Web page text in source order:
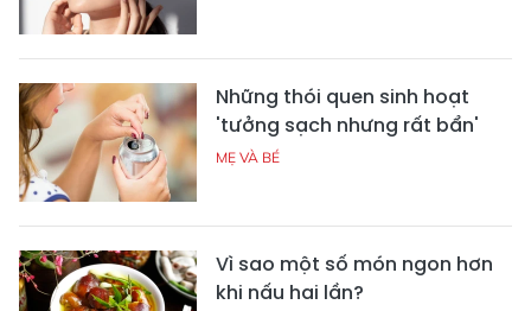
Những thói quen sinh hoạt
'tưởng sạch nhưng rất bẩn'
MẸ VÀ BÉ
Vì sao một số món ngon hơn
khi nấu hai lần?